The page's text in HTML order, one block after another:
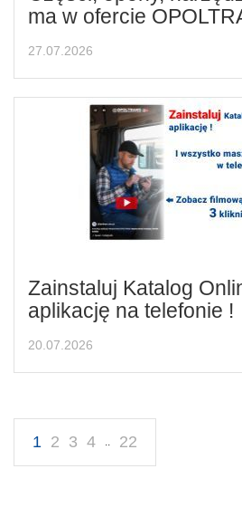
ma w ofercie
27.07.2026
Zainstaluj Katalog
aplikację na telefonie !
20.07.2026
1 2 3 4 .. 22